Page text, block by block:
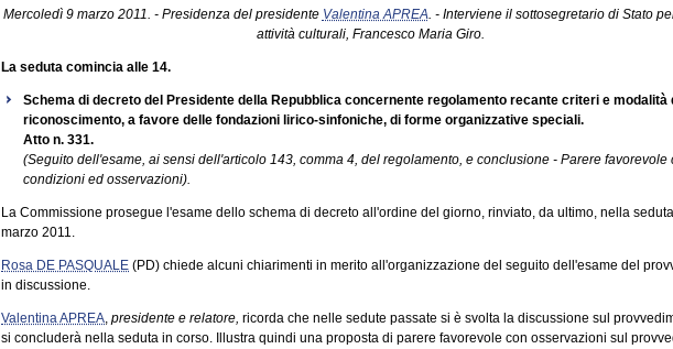
Mercoledì 9 marzo 2011. - Presidenza del presidente Valentina APREA. - Interviene il sottosegretario di Stato
attività culturali, Francesco Maria Giro.
La seduta comincia alle 14.
Schema di decreto del Presidente della Repubblica concernente regolamento recante criteri e modalità
riconoscimento, a favore delle fondazioni lirico-sinfoniche, di forme organizzative speciali.
Atto n. 331.
(Seguito dell'esame, ai sensi dell'articolo 143, comma 4, del regolamento, e conclusione - Parere favorevole
condizioni ed osservazioni).
La Commissione prosegue l'esame dello schema di decreto all'ordine del giorno, rinviato, da ultimo, nella
marzo 2011.
Rosa DE PASQUALE (PD) chiede alcuni chiarimenti in merito all'organizzazione del seguito dell'esame del
in discussione.
Valentina APREA, presidente e relatore, ricorda che nelle sedute passate si è svolta la discussione sul
si concluderà nella seduta in corso. Illustra quindi una proposta di parere favorevole con osservazioni sul